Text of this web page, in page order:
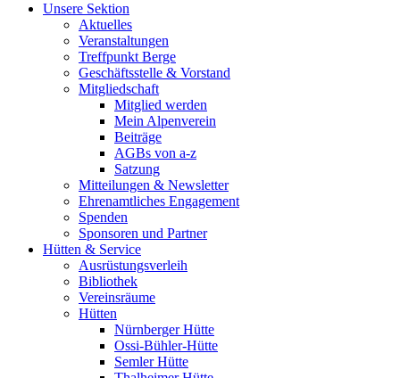
Unsere Sektion
Aktuelles
Veranstaltungen
Treffpunkt Berge
Geschäftsstelle & Vorstand
Mitgliedschaft
Mitglied werden
Mein Alpenverein
Beiträge
AGBs von a-z
Satzung
Mitteilungen & Newsletter
Ehrenamtliches Engagement
Spenden
Sponsoren und Partner
Hütten & Service
Ausrüstungsverleih
Bibliothek
Vereinsräume
Hütten
Nürnberger Hütte
Ossi-Bühler-Hütte
Semler Hütte